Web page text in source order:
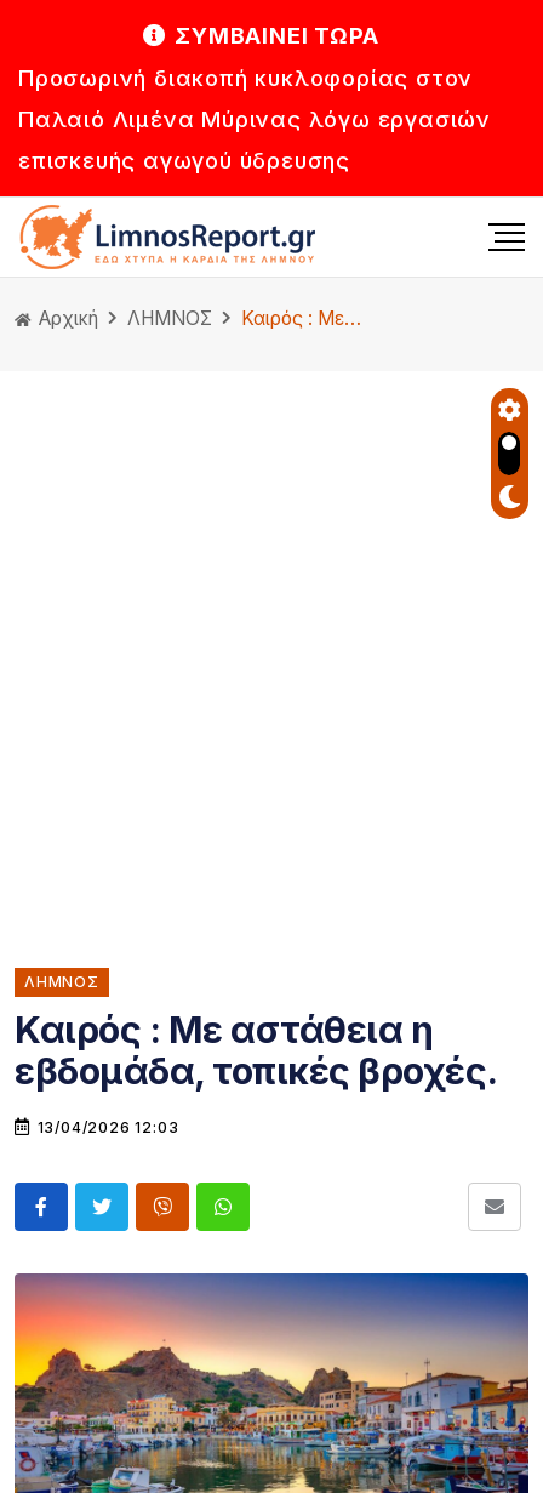
ΣΥΜΒΑΙΝΕΙ ΤΩΡΑ
Προσωρινή διακοπή κυκλοφορίας στον
Παλαιό Λιμένα Μύρινας λόγω εργασιών
επισκευής αγωγού ύδρευσης
Αρχική ΛΗΜΝΟΣ Καιρός : Με αστάθεια η εβδομάδα, τοπικές βροχές.
ΛΗΜΝΟΣ
Καιρός : Με αστάθεια η
εβδομάδα, τοπικές βροχές.
13/04/2026 12:03